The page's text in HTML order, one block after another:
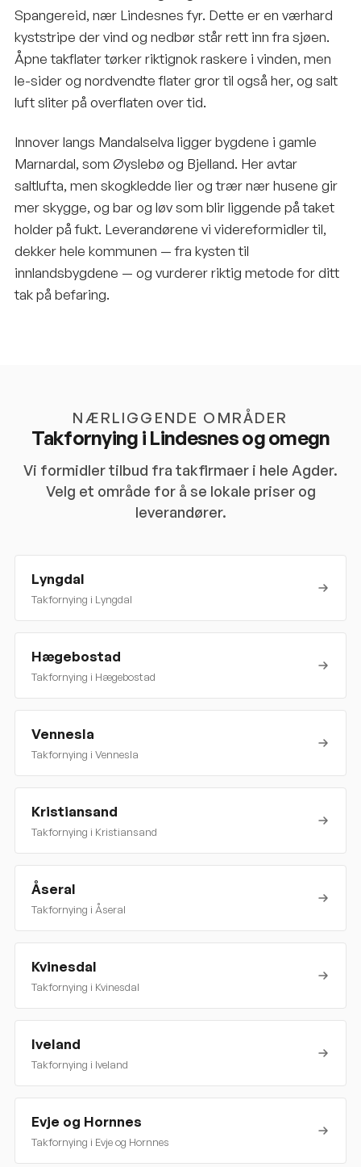
Spangereid, nær Lindesnes fyr. Dette er en værhard
kyststripe der vind og nedbør står rett inn fra sjøen.
Åpne takflater tørker riktignok raskere i vinden, men
le-sider og nordvendte flater gror til også her, og salt
luft sliter på overflaten over tid.
Innover langs Mandalselva ligger bygdene i gamle
Marnardal, som Øyslebø og Bjelland. Her avtar
saltlufta, men skogkledde lier og trær nær husene gir
mer skygge, og bar og løv som blir liggende på taket
holder på fukt. Leverandørene vi videreformidler til,
dekker hele kommunen — fra kysten til
innlandsbygdene — og vurderer riktig metode for ditt
tak på befaring.
NÆRLIGGENDE OMRÅDER
Takfornying i Lindesnesog omegn
Vi formidler tilbud fra takfirmaer i hele Agder.
Velg et område for å se lokale priser og
leverandører.
Lyngdal
Takfornying i Lyngdal
Hægebostad
Takfornying i Hægebostad
Vennesla
Takfornying i Vennesla
Kristiansand
Takfornying i Kristiansand
Åseral
Takfornying i Åseral
Kvinesdal
Takfornying i Kvinesdal
Iveland
Takfornying i Iveland
Evje og Hornnes
Takfornying i Evje og Hornnes